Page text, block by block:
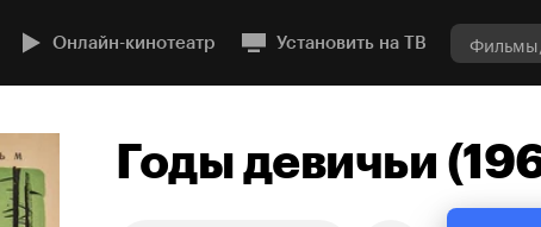
Онлайн-кинотеатр Установить на ТВ
Годы девичьи